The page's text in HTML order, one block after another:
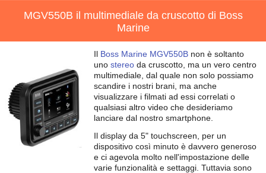
MGV550B il multimediale da cruscotto di Boss
Marine
Il Boss Marine MGV550B non è soltanto
uno stereo da cruscotto, ma un vero centro
multimediale, dal quale non solo possiamo
scandire i nostri brani, ma anche
visualizzare i filmati ad essi correlati o
qualsiasi altro video che desideriamo
lanciare dal nostro smartphone.
Il display da 5" touchscreen, per un
dispositivo così minuto è davvero generoso
e ci agevola molto nell'impostazione delle
varie funzionalità e settaggi. Tuttavia sono